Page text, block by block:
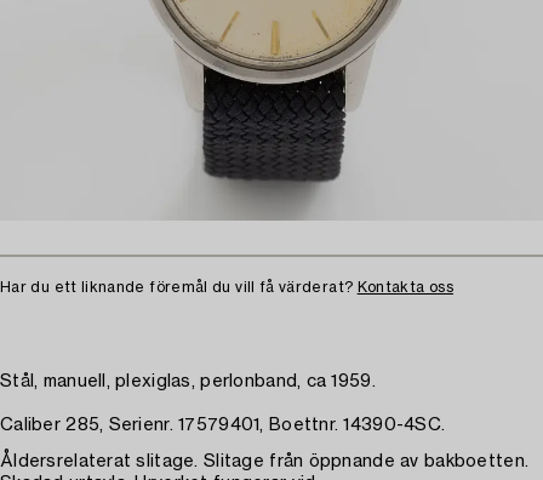
Har du ett liknande föremål du vill få värderat? Kontakta oss
Stål, manuell, plexiglas, perlonband, ca 1959.
Caliber 285, Serienr. 17579401, Boettnr. 14390-4SC.
Åldersrelaterat slitage. Slitage från öppnande av bakboetten.